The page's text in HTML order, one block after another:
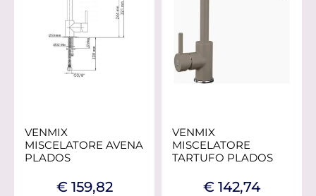
VENMIX
MISCELATORE AVENA
PLADOS
€ 159,82
VENMIX
MISCELATORE
TARTUFO PLADOS
€ 142,74